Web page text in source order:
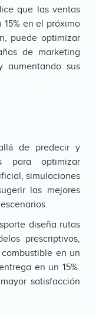
que las ventas
en el próximo
puede optimizar
de marketing
aumentando sus
de predecir y
para optimizar
simulaciones
las mejores
diseña rutas
prescriptivos,
en un
en un 15%.
satisfacción